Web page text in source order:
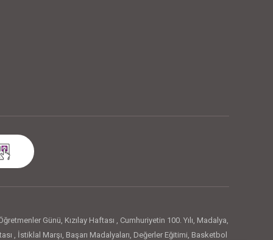
Günü, Kızılay Haftası , Cumhuriyetin 100. Yılı, Madalya,
, İstiklal Marşı, Başarı Madalyaları, Değerler Eğitimi, Basketbol